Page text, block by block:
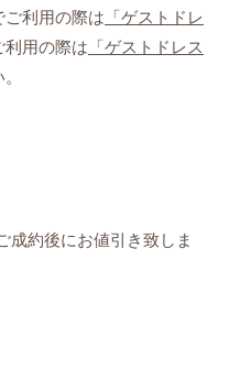
利用の際は 「ゲストドレ
利用の際は 「ゲストドレス
成約後にお値引き致しま